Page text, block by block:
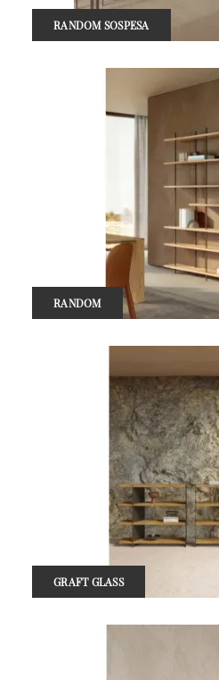
RANDOM SOSPESA
RANDOM
GRAFT GLASS